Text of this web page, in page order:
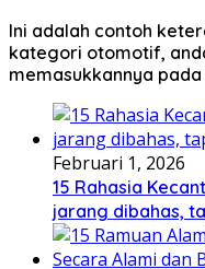
Ini adalah contoh
kategori otomotif,
memasukkannya
Februari 1, 2026
15 Rahasia
jarang dibahas,